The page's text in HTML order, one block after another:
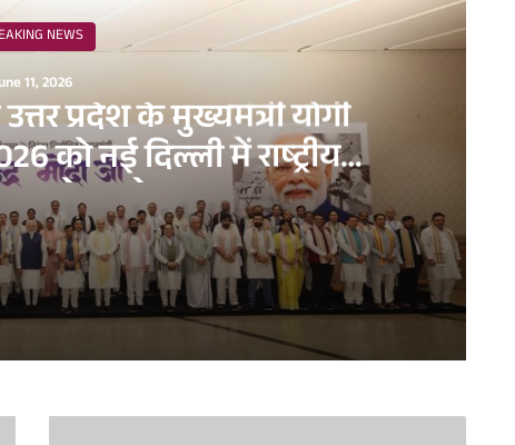
NEWS
11, 2026
उत्तर प्रदेश के मुख्यमंत्री योगी
को नई दिल्ली में राष्ट्रीय
सम्मेलन के अवसर पर
प्रधानमंत्री नरेन्द्र मोदी व उत्तर प्रदेश के मुख्यमंत्री योगी आदित्यनाथ 10 जून, 2026 को नई दिल्ली में राष्ट्रीय जनतांत्रिक गठबंधन सम्मेलन के अवसर पर